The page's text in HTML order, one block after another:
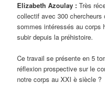
Elizabeth Azoulay : Très
collectif avec 300 chercheurs
sommes intéressés au corps
subir depuis la préhistoire.
Ce travail se présente en 5
réflexion prospective sur le
notre corps au XXI è siècle ?